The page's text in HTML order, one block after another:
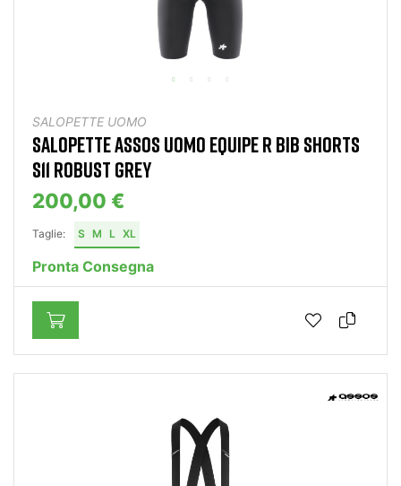
SALOPETTE UOMO
SALOPETTE ASSOS UOMO EQUIPE R BIB SHORTS
S11 ROBUST GREY
200,00 €
Taglie: S M L XL
Pronta Consegna